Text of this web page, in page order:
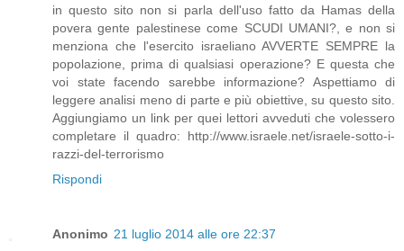
in questo sito non si parla dell'uso fatto da Hamas della
povera gente palestinese come SCUDI UMANI?, e non si
menziona che l'esercito israeliano AVVERTE SEMPRE la
popolazione, prima di qualsiasi operazione? E questa che
voi state facendo sarebbe informazione? Aspettiamo di
leggere analisi meno di parte e più obiettive, su questo sito.
Aggiungiamo un link per quei lettori avveduti che volessero
completare il quadro: http://www.israele.net/israele-sotto-i-
razzi-del-terrorismo
Rispondi
Anonimo 21 luglio 2014 alle ore 22:37